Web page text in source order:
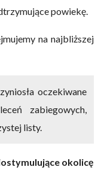
powiekę.
na najbliższej
oczekiwane
zabiegowych,
listy.
okolicę